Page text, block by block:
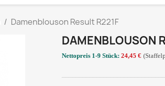
Damenblouson Result R221F
DAMENBLOUSON
Nettopreis 1-9 Stück: 24,45 €